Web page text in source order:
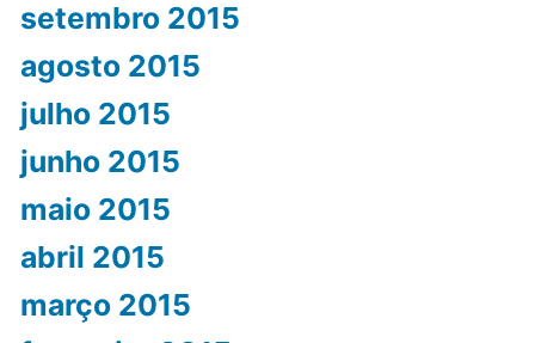
setembro 2015
agosto 2015
julho 2015
junho 2015
maio 2015
abril 2015
março 2015